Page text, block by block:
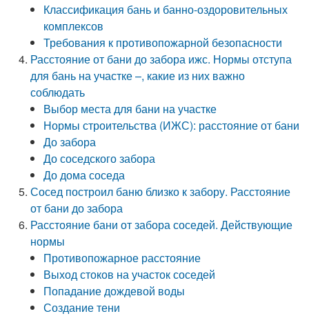
Классификация бань и банно-оздоровительных
комплексов
Требования к противопожарной безопасности
Расстояние от бани до забора ижс. Нормы отступа
для бань на участке –, какие из них важно
соблюдать
Выбор места для бани на участке
Нормы строительства (ИЖС): расстояние от бани
До забора
До соседского забора
До дома соседа
Сосед построил баню близко к забору. Расстояние
от бани до забора
Расстояние бани от забора соседей. Действующие
нормы
Противопожарное расстояние
Выход стоков на участок соседей
Попадание дождевой воды
Создание тени